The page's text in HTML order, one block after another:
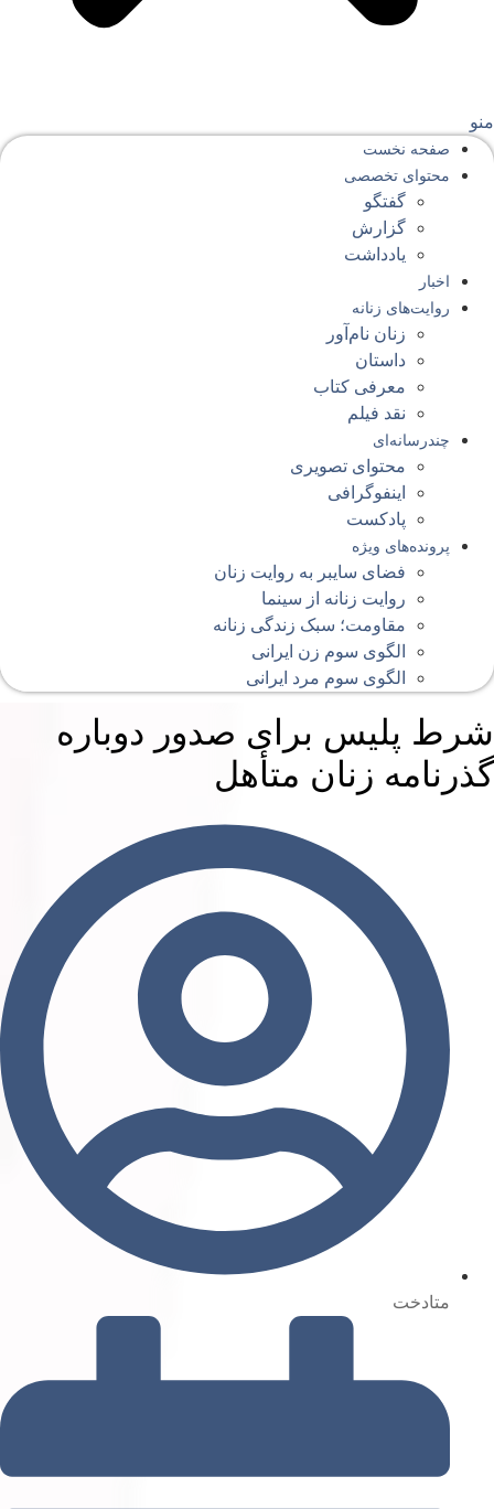
صفحه‌ نخست
محتوای‌ تخصصی
گفتگو
گزارش
یادداشت
اخبار
روایت‌های زنانه
زنان نام‌آور
داستان
معرفی کتاب
نقد فیلم
چندرسانه‌ای
محتوای تصویری
اینفوگرافی
پادکست
پرونده‌های ویژه
فضای سایبر به روایت زنان
روایت زنانه از سینما
مقاومت؛ سبک زندگی زنانه
الگوی سوم زن ایرانی
الگوی سوم مرد ایرانی
پلیس برای صدور دوباره
زنان متأهل
متادخت